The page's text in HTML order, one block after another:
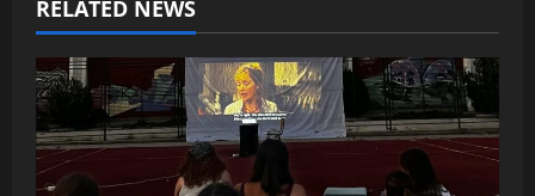
i
g
a
RELATED NEWS